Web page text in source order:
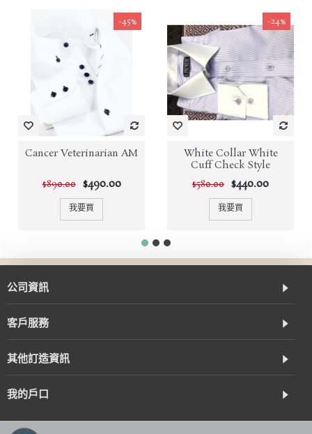
-45%
Cancer Veterinarian AM
$890.00 $490.00
我要買
-24%
White Collar White
Cuff Check Style
$580.00 $440.00
我要買
公司資訊
客戶服務
其他訂造資訊
我的戶口